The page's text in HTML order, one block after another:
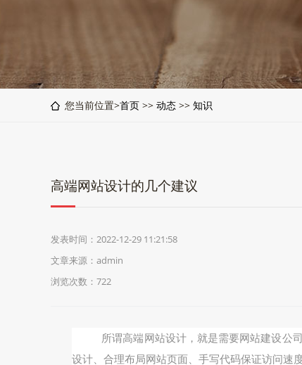
您当前位置>首页 >> 动态 >> 知识
高端网站设计的几个建议
发表时间：2022-12-29 11:21:58
文章来源：admin
浏览次数：722
所谓高端网站设计，就是需要网站建设公
设计、合理布局网站页面、手写代码保证访问速